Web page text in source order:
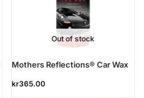
Out of stock
Mothers Reflections® Car Wax
kr365.00